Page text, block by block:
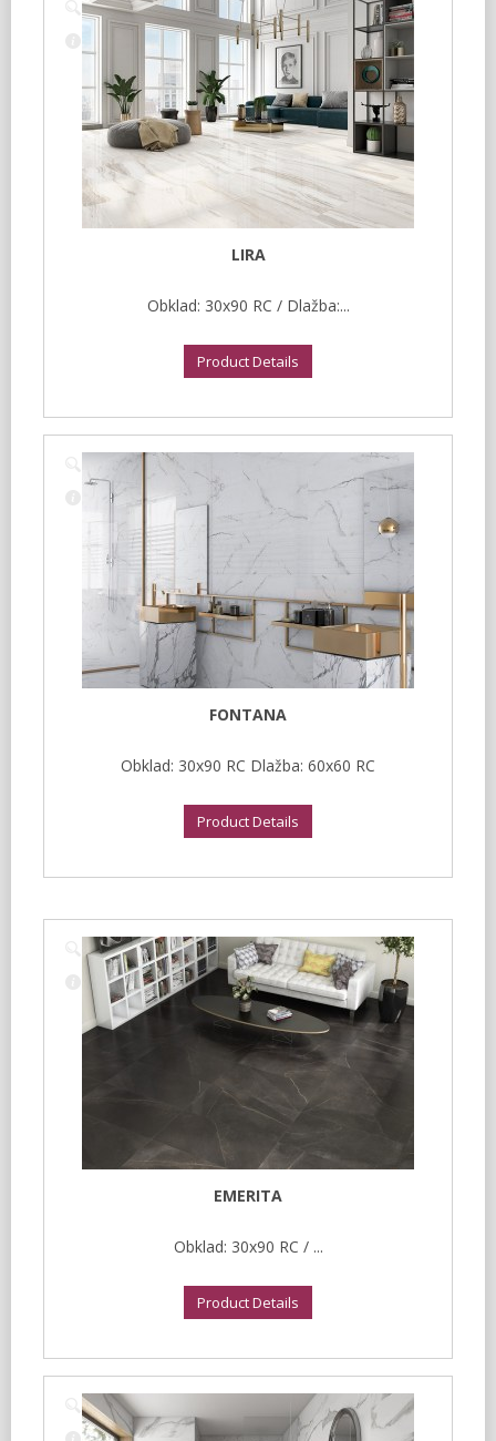
LIRA
Obklad: 30x90 RC / Dlažba:...
Product Details
FONTANA
Obklad: 30x90 RC Dlažba: 60x60 RC
Product Details
EMERITA
Obklad: 30x90 RC / ...
Product Details